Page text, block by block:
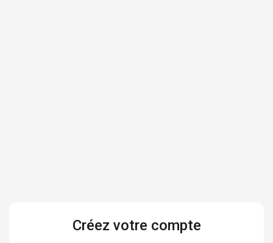
Créez votre compte